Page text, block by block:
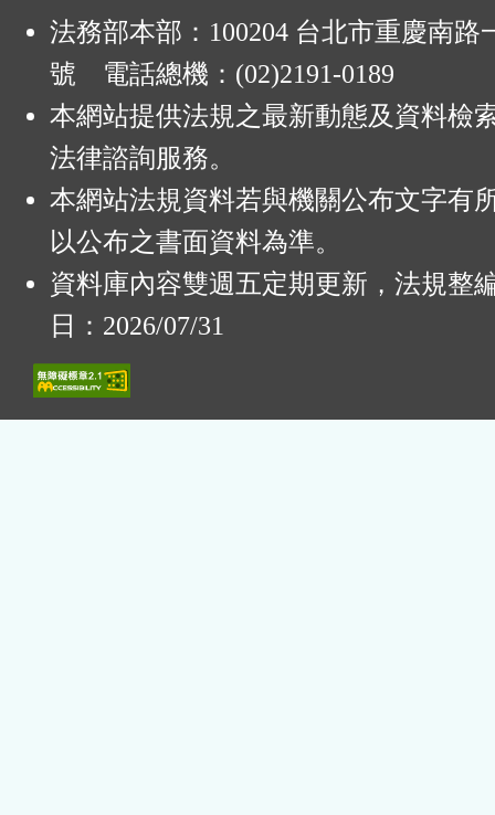
法務部本部：100204 台北市重慶南路
號 電話總機：(02)2191-0189
本網站提供法規之最新動態及資料檢
法律諮詢服務。
本網站法規資料若與機關公布文字有
以公布之書面資料為準。
資料庫內容雙週五定期更新，法規整
日：2026/07/31